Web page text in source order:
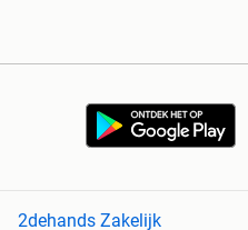
2dehands Zakelijk